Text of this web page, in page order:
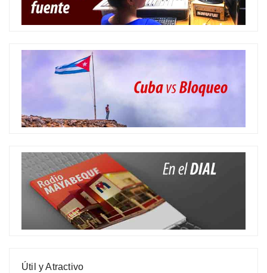
Útil y Atractivo